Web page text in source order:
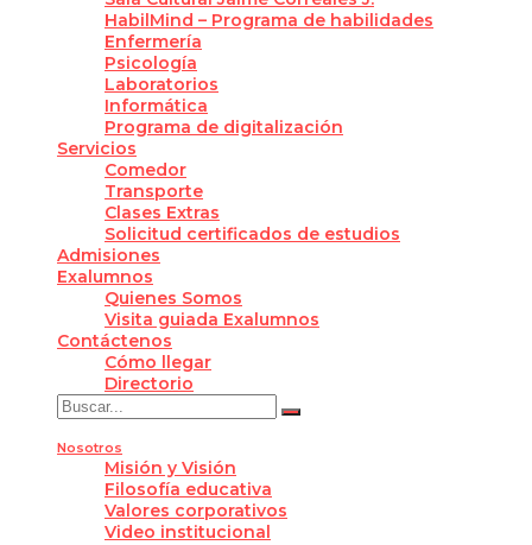
HabilMind – Programa de habilidades
Enfermería
Psicología
Laboratorios
Informática
Programa de digitalización
Servicios
Comedor
Transporte
Clases Extras
Solicitud certificados de estudios
Admisiones
Exalumnos
Quienes Somos
Visita guiada Exalumnos
Contáctenos
Cómo llegar
Directorio
Nosotros
Misión y Visión
Filosofía educativa
Valores corporativos
Video institucional